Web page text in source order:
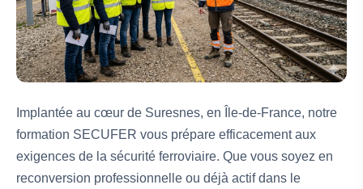
Implantée au cœur de Suresnes, en Île-de-France, notre
formation SECUFER vous prépare efficacement aux
exigences de la sécurité ferroviaire. Que vous soyez en
reconversion professionnelle ou déjà actif dans le